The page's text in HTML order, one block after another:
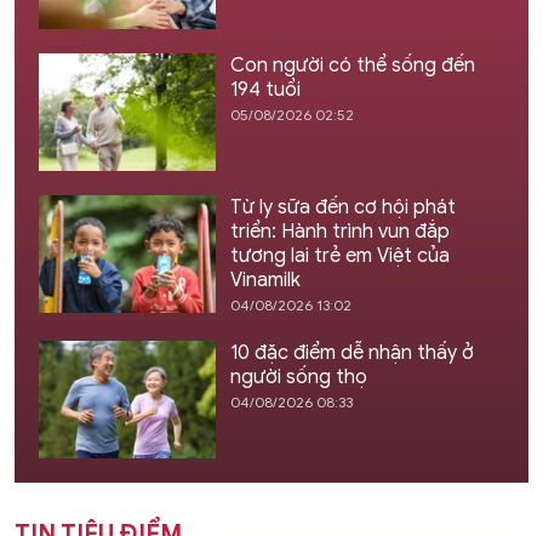
Con người có thể sống đến
194 tuổi
05/08/2026 02:52
Từ ly sữa đến cơ hội phát
triển: Hành trình vun đắp
tương lai trẻ em Việt của
Vinamilk
04/08/2026 13:02
10 đặc điểm dễ nhận thấy ở
người sống thọ
04/08/2026 08:33